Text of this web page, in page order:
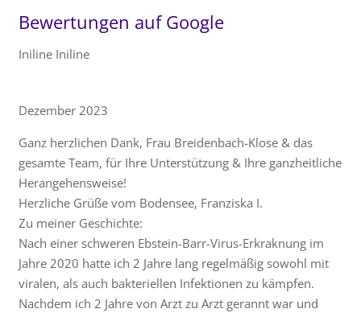
Bewertungen auf Google
Iniline Iniline
Dezember 2023
Ganz herzlichen Dank, Frau Breidenbach-Klose & das
gesamte Team, für Ihre Unterstützung & Ihre ganzheitliche
Herangehensweise!
Herzliche Grüße vom Bodensee, Franziska I.
Zu meiner Geschichte:
Nach einer schweren Ebstein-Barr-Virus-Erkraknung im
Jahre 2020 hatte ich 2 Jahre lang regelmäßig sowohl mit
viralen, als auch bakteriellen Infektionen zu kämpfen.
Nachdem ich 2 Jahre von Arzt zu Arzt gerannt war und